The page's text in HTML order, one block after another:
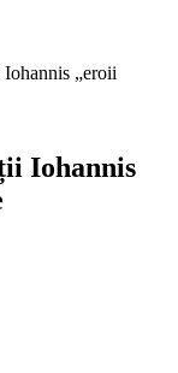
„eroii
Iohannis